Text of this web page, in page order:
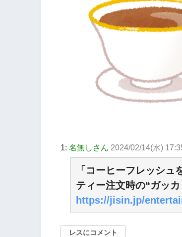
1: 名無しさん 2024/02/14(水)
「コーヒーフレッシ
ティー注文時の“ガッ
https://jisin.jp/
レスにコメント